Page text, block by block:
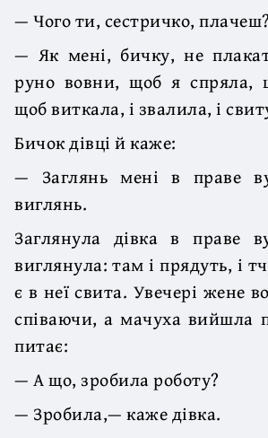
— Чого ти, сестричко, плачеш?
— Як мені, бичку, не
руно вовни, щоб я спряла,
щоб виткала, і звалила, і
Бичок дівці й каже:
— Заглянь мені в праве
виглянь.
Заглянула дівка в праве
виглянула: там і прядуть, і
є в неї свита. Увечері жене
співаючи, а мачуха вийшла
питає:
— А що, зробила роботу?
— Зробила,— каже дівка.